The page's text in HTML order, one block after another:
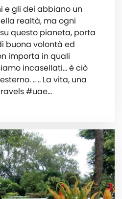
e gli dei abbiano un
realtà, ma ogni
questo pianeta, porta
buona volontà ed
importa in quali
incasellati... è ciò
.. .. La vita, una
#uae…